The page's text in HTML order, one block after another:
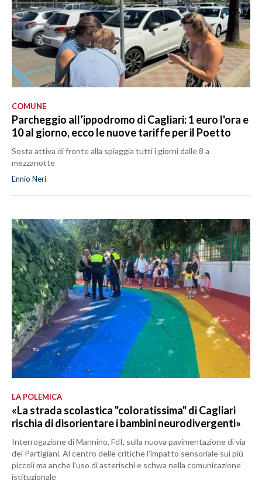
COMUNE
Parcheggio all’ippodromo di Cagliari: 1 euro l'ora e
10 al giorno, ecco le nuove tariffe per il Poetto
Sosta attiva di fronte alla spiaggia tutti i giorni dalle 8 a
mezzanotte
Ennio Neri
LA POLEMICA
«La strada scolastica "coloratissima" di Cagliari
rischia di disorientare i bambini neurodivergenti»
Interrogazione di Mannino, FdI, sulla nuova pavimentazione di via
dei Partigiani. Al centro delle critiche l’impatto sensoriale sui più
piccoli ma anche l’uso di asterischi e schwa nella comunicazione
istituzionale